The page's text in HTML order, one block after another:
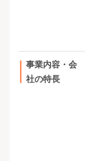
事業内容・会
社の特長